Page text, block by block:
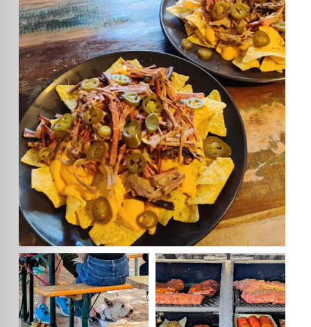
#nachosBBQ con #brisket o #pulledpork? Decisión...
Nov 18
damelabrasa
Clientes muy felices.
#bbq #bbqmadrid...
Ago 3
damelabrasa
A esto se le llama un variadito BBQ
😝. Esta...
Jun 14